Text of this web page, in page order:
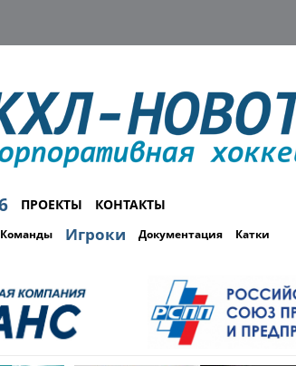
ПРОЕКТЫ КОНТАКТЫ
Команды Игроки Документация Катки